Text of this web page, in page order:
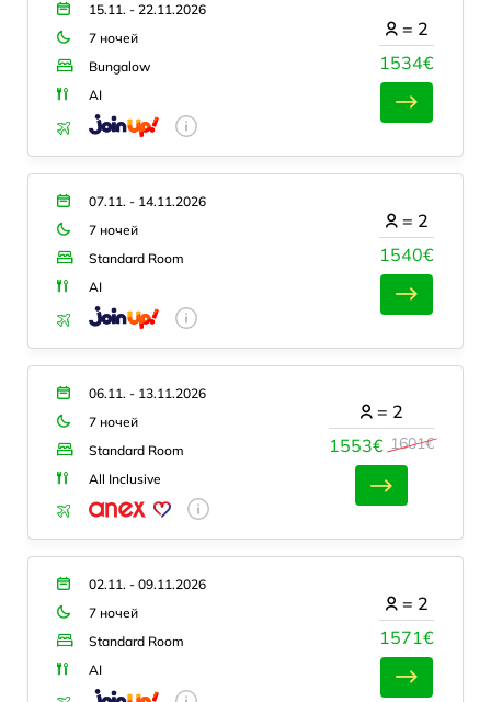
15.11. - 22.11.2026
7 ночей
Bungalow
AI
1534€
= 2
07.11. - 14.11.2026
7 ночей
Standard Room
AI
1540€
= 2
06.11. - 13.11.2026
7 ночей
Standard Room
All Inclusive
1553€ 1601€
= 2
02.11. - 09.11.2026
7 ночей
Standard Room
AI
1571€
= 2